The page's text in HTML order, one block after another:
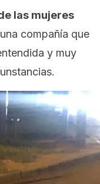
las mujeres
compañía que
y muy